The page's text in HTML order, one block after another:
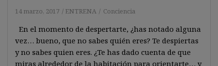
14 marzo, 2017 ENTRENA Conciencia
En el momento de despertarte, ¿has notado alguna
vez… bueno, que no sabes quién eres? Te despiertas
y no sabes quien eres. ¿Te has dado cuenta de que
miras alrededor de la habitación para orientarte… y